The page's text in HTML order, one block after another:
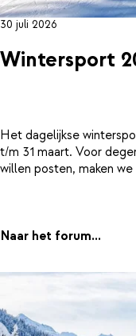
30 juli 2026
Wintersport
Het dagelijkse
t/m 31 maart. Voor
willen posten, maken
Naar het forum...